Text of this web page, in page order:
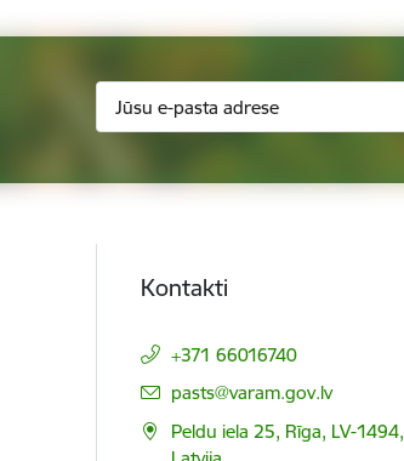
Kontakti
+371 66016740
E-pasts:
pasts@varam.gov.lv
Peldu iela 25, Rīga, LV-1494,